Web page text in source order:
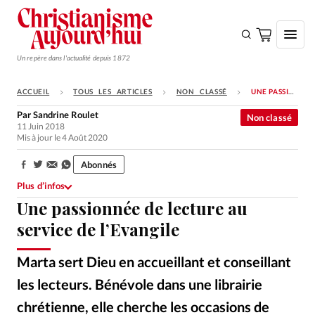
Un repère dans l'actualité depuis 1872
S'ABONNER
Monde
Opinions
Tous les articles
Faire un don
Emploi
Se connecter
ACCUEIL TOUS LES ARTICLES NON CLASSÉ UNE PASSIONNÉE DE LECTURE AU SERVICE DE L’EVANGILE
Une passionnée de lecture au
service de l’Evangile
Marta sert Dieu en accueillant et conseillant
les lecteurs. Bénévole dans une librairie
chrétienne, elle cherche les occasions de
Non classé
ParSandrine Roulet
11 Juin 2018
Mis à jour le 4 Août 2020
Partager:
Abonnés
Plus d’infos